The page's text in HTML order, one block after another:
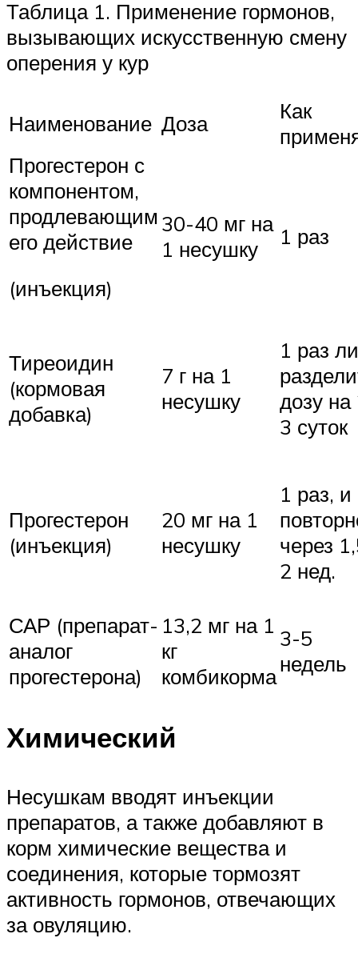
Таблица 1. Применение гормонов,
вызывающих искусственную смену
оперения у кур
Наименование Доза
Как
Прогестерон с
компонентом,
продлевающим
его действие
(инъекция)
30-40 мг на
1 несушку
1 раз
Тиреоидин
(кормовая
добавка)
7 г на 1
несушку
1 раз
дозу
3 суток
Прогестерон
(инъекция)
20 мг на 1
несушку
1 раз, и
через
2 нед.
САР (препарат-
аналог
прогестерона)
13,2 мг на 1
кг
комбикорма
3-5
недель
Химический
Несушкам вводят инъекции
препаратов, а также добавляют в
корм химические вещества и
соединения, которые тормозят
активность гормонов, отвечающих
за овуляцию.